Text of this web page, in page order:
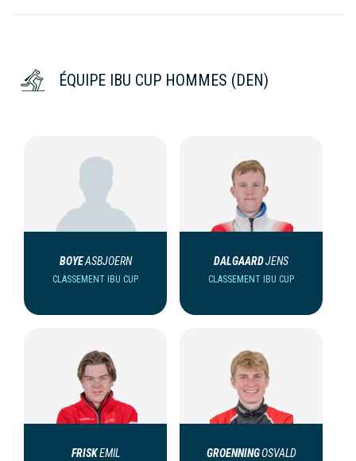
ÉQUIPE IBU CUP HOMMES (DEN)
BOYEASBJOERN
CLASSEMENT IBU CUP
DALGAARDJENS
CLASSEMENT IBU CUP
FRISKEMIL GROENNINGOSVALD